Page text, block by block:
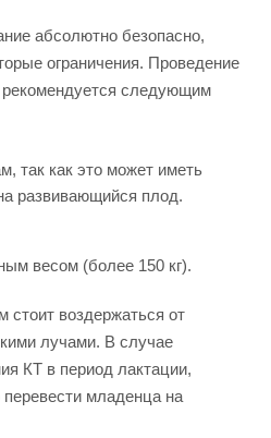
абсолютно безопасно,
ограничения. Проведение
следующим
так как это может иметь
развивающийся плод.
весом (более 150 кг).
воздержаться от
лучами. В случае
КТ в период лактации,
младенца на